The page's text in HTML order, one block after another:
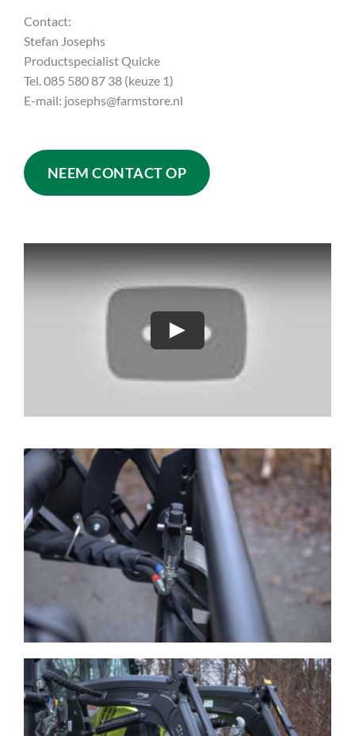
Contact:
Stefan Josephs
Productspecialist Quicke
Tel. 085 580 87 38 (keuze 1)
E-mail: josephs@farmstore.nl
NEEM CONTACT OP